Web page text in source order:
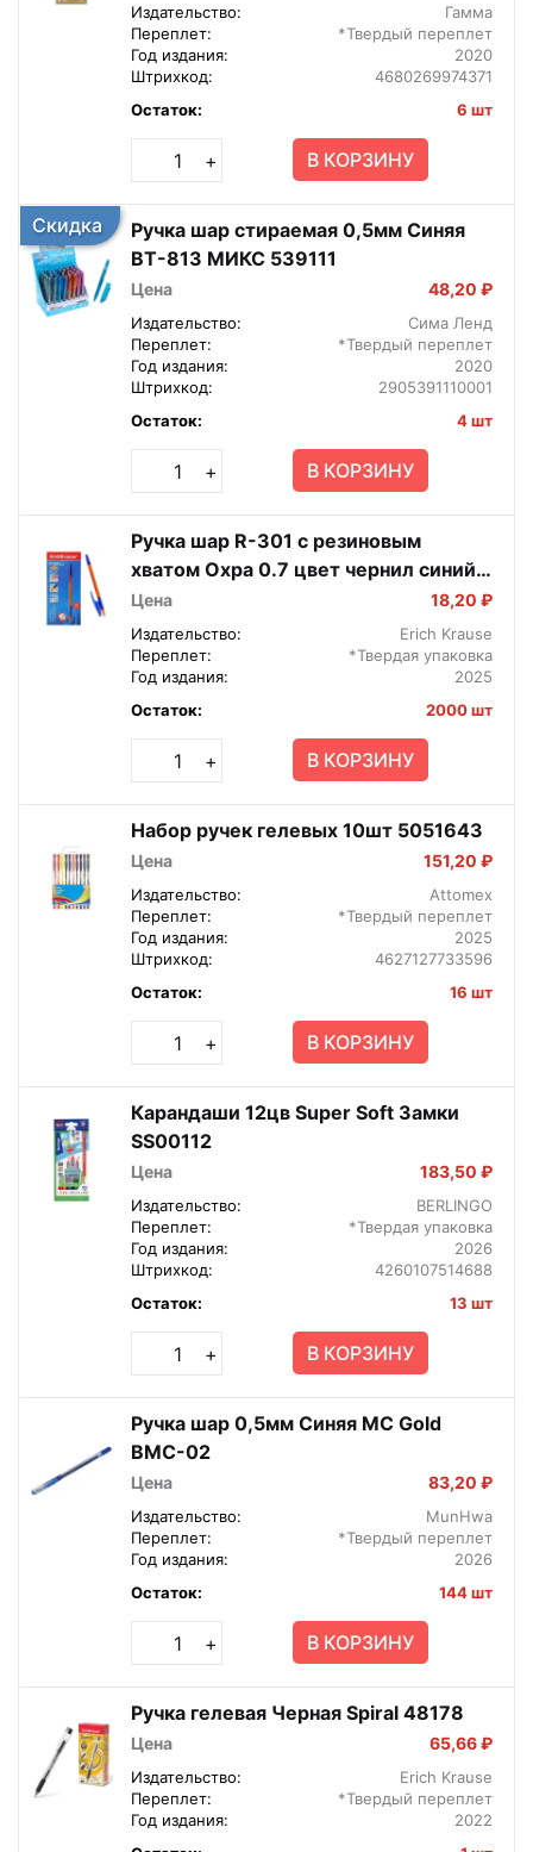
Издательство:
Гамма
Переплет:
*Твердый переплет
Год издания:
2020
Штрихкод:
4680269974371
Остаток:
6 шт
+ В КОРЗИНУ
Скидка
Ручка шар стираемая 0,5мм Синяя
ВТ-813 МИКС 539111
Цена 48,20 ₽
Издательство:
Сима Ленд
Переплет:
*Твердый переплет
Год издания:
2020
Штрихкод:
2905391110001
Остаток:
4 шт
+ В КОРЗИНУ
Ручка шар R-301 с резиновым
хватом Охра 0.7 цвет чернил синий в
коробке по 50 шт. EK39531
Цена 18,20 ₽
Издательство:
Erich Krause
Переплет:
*Твердая упаковка
Год издания:
2025
Остаток:
2000 шт
+ В КОРЗИНУ
Набор ручек гелевых 10шт 5051643
Цена 151,20 ₽
Издательство:
Attomex
Переплет:
*Твердый переплет
Год издания:
2025
Штрихкод:
4627127733596
Остаток:
16 шт
+ В КОРЗИНУ
Карандаши 12цв Super Soft Замки
SS00112
Цена 183,50 ₽
Издательство:
BERLINGO
Переплет:
*Твердая упаковка
Год издания:
2026
Штрихкод:
4260107514688
Остаток:
13 шт
+ В КОРЗИНУ
Ручка шар 0,5мм Синяя MC Gold
BMC-02
Цена 83,20 ₽
Издательство:
MunHwa
Переплет:
*Твердый переплет
Год издания:
2026
Остаток:
144 шт
+ В КОРЗИНУ
Ручка гелевая Черная Spiral 48178
Цена 65,66 ₽
Издательство:
Erich Krause
Переплет:
*Твердый переплет
Год издания:
2022